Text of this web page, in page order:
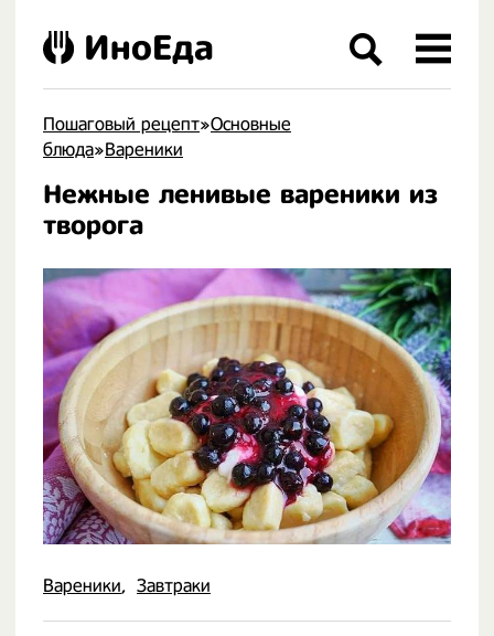
Пошаговый рецепт»Основные
блюда»Вареники
Нежные ленивые вареники из
творога
Вареники Завтраки
ИноЕда